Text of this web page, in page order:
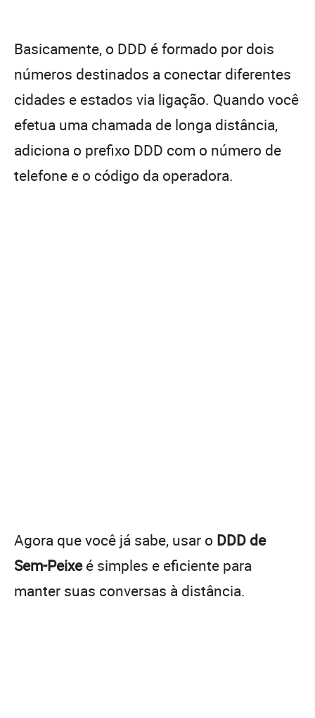
Basicamente, o DDD é formado por dois
números destinados a conectar diferentes
cidades e estados via ligação. Quando você
efetua uma chamada de longa distância,
adiciona o prefixo DDD com o número de
telefone e o código da operadora.
Agora que você já sabe, usar o DDD de
Sem-Peixeé simples e eficiente para
manter suas conversas à distância.